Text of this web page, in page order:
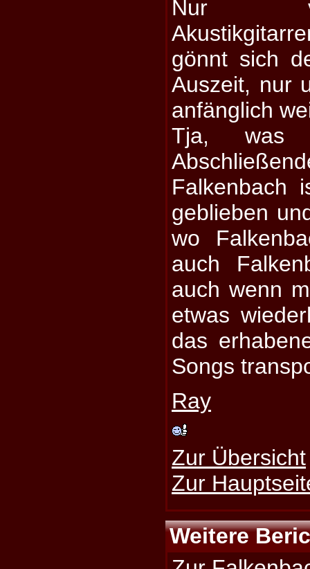
Nur
gönnt sich
Auszeit, nur
anfänglich
Tja, was
Falkenbach
geblieben
wo
auch
auch wenn
etwas
das
Songs
Ray
Zur Übersicht
Zur
Weitere